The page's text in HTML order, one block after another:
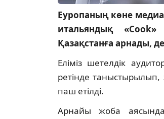
Еуропаның көне медиа
итальяндық
Қазақстанға арнады,
Еліміз шетелдік
ретінде
паш етілді.
Арнайы жоба